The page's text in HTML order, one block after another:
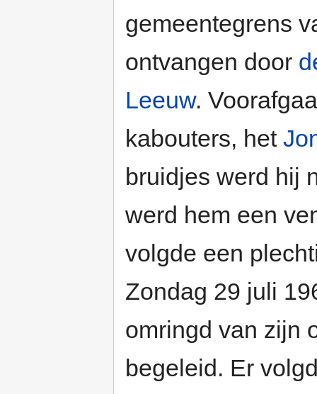
gemeentegrens
ontvangen door
Leeuw.
kabouters, het
bruidjes werd hij
werd hem een
volgde een
Zondag 29 juli
omringd van zijn
begeleid. Er